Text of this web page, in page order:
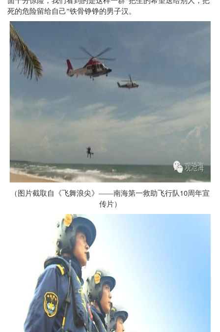
死的危险留给自己”铁骨铮铮的男子汉。
（图片截取自《飞舞浪尖》——南海第一救助飞行队10周年宣
传片）